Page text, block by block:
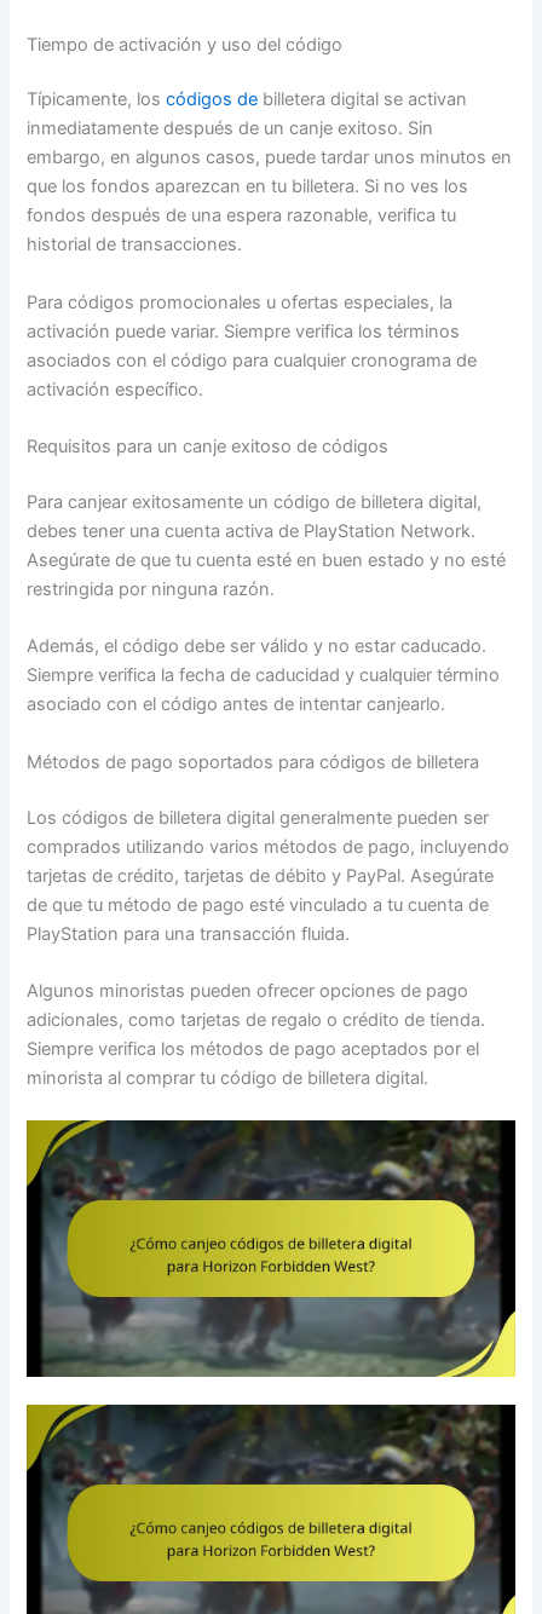
Tiempo de activación y uso del código
Típicamente, loscódigos de billetera digital se activan
inmediatamente después de un canje exitoso. Sin
embargo, en algunos casos, puede tardar unos minutos en
que los fondos aparezcan en tu billetera. Si no ves los
fondos después de una espera razonable, verifica tu
historial de transacciones.
Para códigos promocionales u ofertas especiales, la
activación puede variar. Siempre verifica los términos
asociados con el código para cualquier cronograma de
activación específico.
Requisitos para un canje exitoso de códigos
Para canjear exitosamente un código de billetera digital,
debes tener una cuenta activa de PlayStation Network.
Asegúrate de que tu cuenta esté en buen estado y no esté
restringida por ninguna razón.
Además, el código debe ser válido y no estar caducado.
Siempre verifica la fecha de caducidad y cualquier término
asociado con el código antes de intentar canjearlo.
Métodos de pago soportados para códigos de billetera
Los códigos de billetera digital generalmente pueden ser
comprados utilizando varios métodos de pago, incluyendo
tarjetas de crédito, tarjetas de débito y PayPal. Asegúrate
de que tu método de pago esté vinculado a tu cuenta de
PlayStation para una transacción fluida.
Algunos minoristas pueden ofrecer opciones de pago
adicionales, como tarjetas de regalo o crédito de tienda.
Siempre verifica los métodos de pago aceptados por el
minorista al comprar tu código de billetera digital.